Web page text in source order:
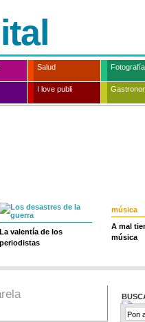
Salud Fotografía
I love publi
La valentía de los
periodistas
música
A mal
música